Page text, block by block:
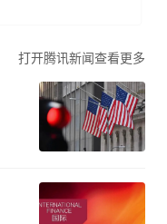
打开腾讯新闻查看更多